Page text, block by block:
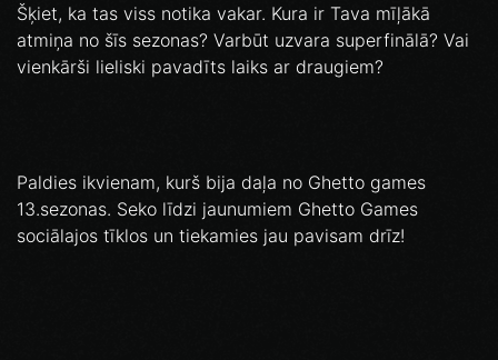
Šķiet, ka tas viss notika vakar. Kura ir Tava mīļākā
atmiņa no šīs sezonas? Varbūt uzvara superfinālā? Vai
vienkārši lieliski pavadīts laiks ar draugiem?
Paldies ikvienam, kurš bija daļa no Ghetto games
13.sezonas. Seko līdzi jaunumiem Ghetto Games
sociālajos tīklos un tiekamies jau pavisam drīz!